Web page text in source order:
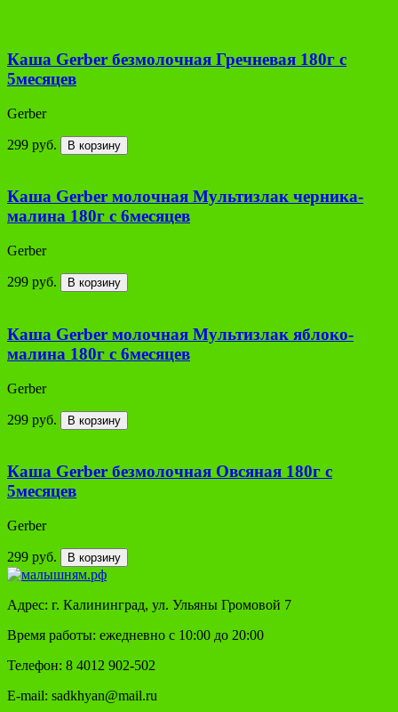
Каша Gerber безмолочная Гречневая 180г с
5месяцев
Gerber
299 руб. В корзину
Каша Gerber молочная Мультизлак черника-
малина 180г с 6месяцев
Gerber
299 руб. В корзину
Каша Gerber молочная Мультизлак яблоко-
малина 180г с 6месяцев
Gerber
299 руб. В корзину
Каша Gerber безмолочная Овсяная 180г с
5месяцев
Gerber
299 руб. В корзину
Адрес: г. Калининград, ул. Ульяны Громовой 7
Время работы: ежедневно с 10:00 до 20:00
Телефон: 8 4012 902-502
E-mail: sadkhyan@mail.ru